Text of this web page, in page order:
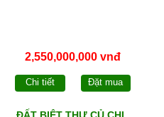
2,550,000,000 vnđ
Chi tiết Đặt mua
ĐẤT BIỆT THỰ CỦ CHI ,